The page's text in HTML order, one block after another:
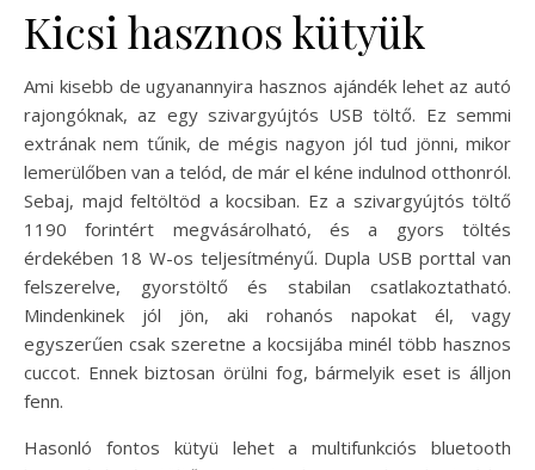
Kicsi hasznos kütyük
Ami kisebb de ugyanannyira hasznos ajándék lehet az autó
rajongóknak, az egy szivargyújtós USB töltő. Ez semmi
extrának nem tűnik, de mégis nagyon jól tud jönni, mikor
lemerülőben van a telód, de már el kéne indulnod otthonról.
Sebaj, majd feltöltöd a kocsiban. Ez a szivargyújtós töltő
1190 forintért megvásárolható, és a gyors töltés
érdekében 18 W-os teljesítményű. Dupla USB porttal van
felszerelve, gyorstöltő és stabilan csatlakoztatható.
Mindenkinek jól jön, aki rohanós napokat él, vagy
egyszerűen csak szeretne a kocsijába minél több hasznos
cuccot. Ennek biztosan örülni fog, bármelyik eset is álljon
fenn.
Hasonló fontos kütyü lehet a multifunkciós bluetooth